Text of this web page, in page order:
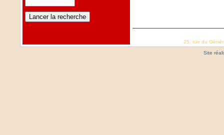
25, rue du
Site